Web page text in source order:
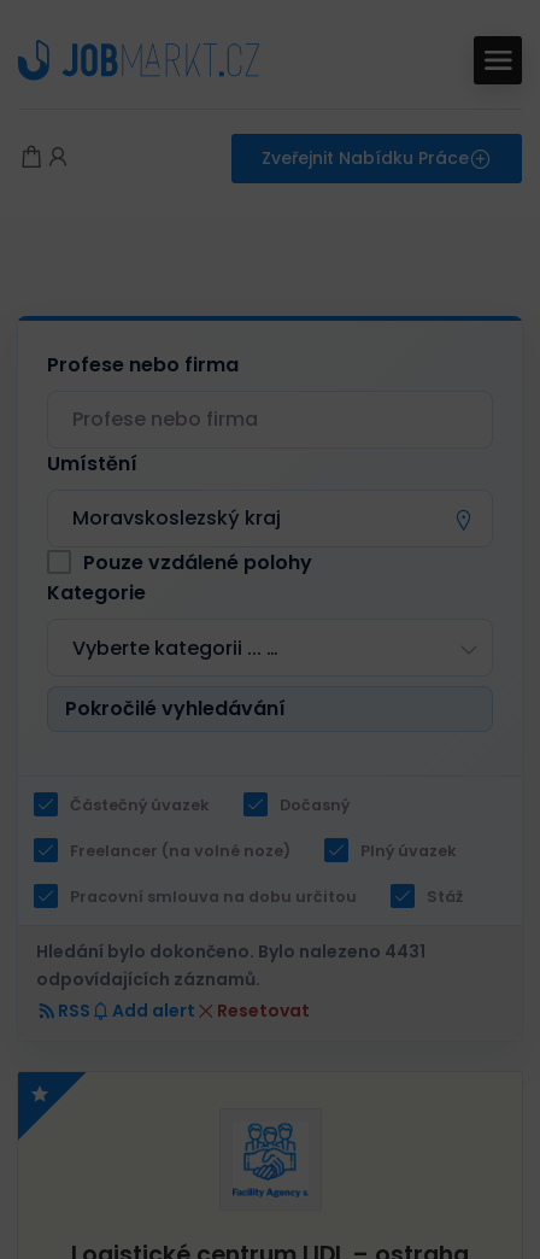
Zveřejnit Nabídku Práce
Profese nebo firma
Umístění
Pouze vzdálené polohy
Kategorie
Vyberte kategorii ... …
Pokročilé vyhledávání
Částečný úvazek Dočasný
Freelancer (na volné noze) Plný úvazek
Pracovní smlouva na dobu určitou Stáž
Hledání bylo dokončeno. Bylo nalezeno 4431
odpovídajících záznamů.
Resetovat
RSS Add alert